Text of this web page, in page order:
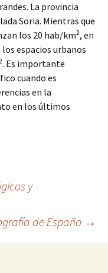
La provincia
Soria. Mientras que
los 20 hab/km2, en
los espacios urbanos
. Es importante
cuando es
en la
en los últimos
y
de España →